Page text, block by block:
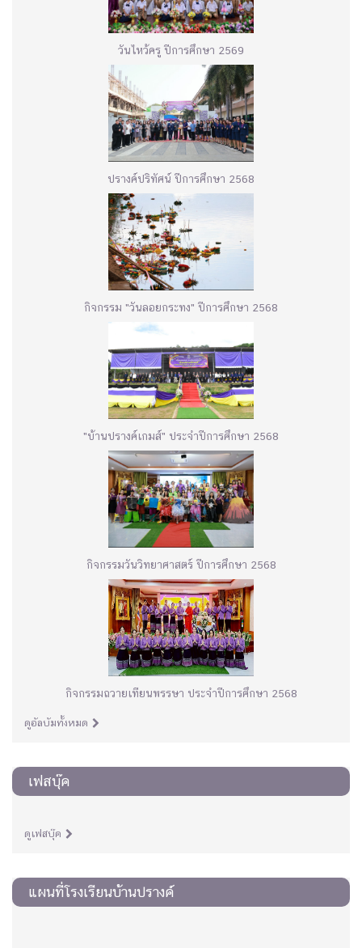
วันไหว้ครู ปีการศึกษา 2569
ปรางค์ปริทัศน์ ปีการศึกษา 2568
กิจกรรม "วันลอยกระทง" ปีการศึกษา 2568
"บ้านปรางค์เกมส์" ประจำปีการศึกษา 2568
กิจกรรมวันวิทยาศาสตร์ ปีการศึกษา 2568
กิจกรรมถวายเทียนพรรษา ประจำปีการศึกษา 2568
ดูอัลบัมทั้งหมด
เฟสบุ๊ค
ดูเฟสบุ๊ค
แผนที่โรงเรียนบ้านปรางค์